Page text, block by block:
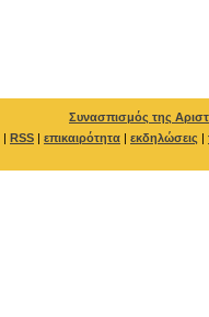
Συνασπισμός της
| RSS | επικαιρότητα | εκδηλώσεις |